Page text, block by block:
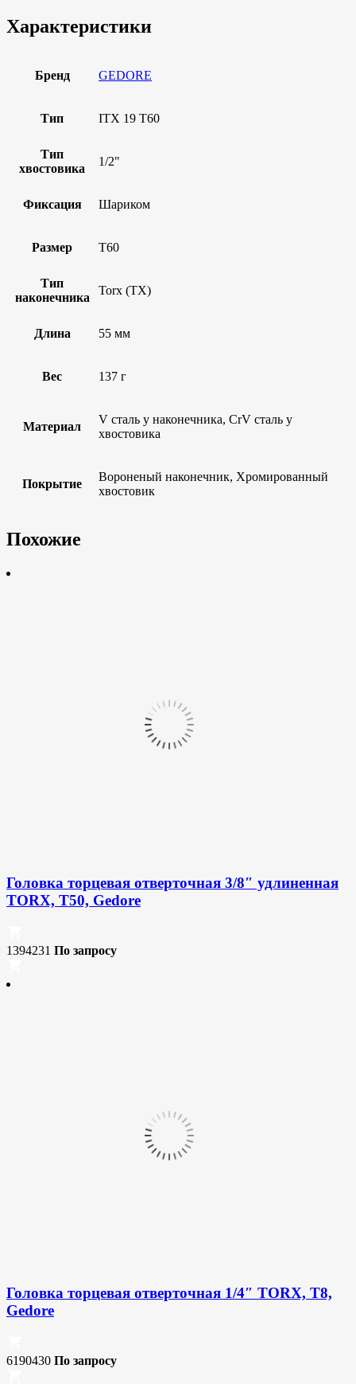
Характеристики
Бренд GEDORE
Тип ITX 19 T60
Тип
хвостовика
1/2"
Фиксация Шариком
Размер T60
Тип
наконечника
Torx (TX)
Длина 55 мм
Вес 137 г
Материал
V сталь у наконечника, CrV сталь у
хвостовика
Покрытие
Вороненый наконечник, Хромированный
хвостовик
Похожие
Головка торцевая отверточная 3/8″ удлиненная
TORX, T50, Gedore
1394231 По запросу
Головка торцевая отверточная 1/4″ TORX, T8,
Gedore
6190430 По запросу